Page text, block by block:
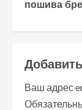
ж
и
пошива
Ваш адрес